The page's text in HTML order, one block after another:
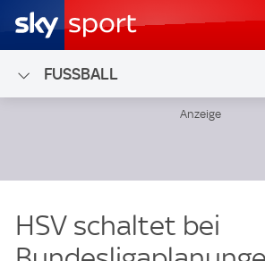
FUSSBALL
HSV schaltet bei